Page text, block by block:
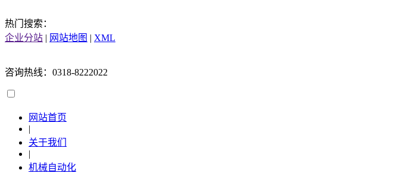
热门搜索：
企业分站 | 网站地图 | XML
咨询热线：0318-8222022
网站首页
|
关于我们
|
机械自动化